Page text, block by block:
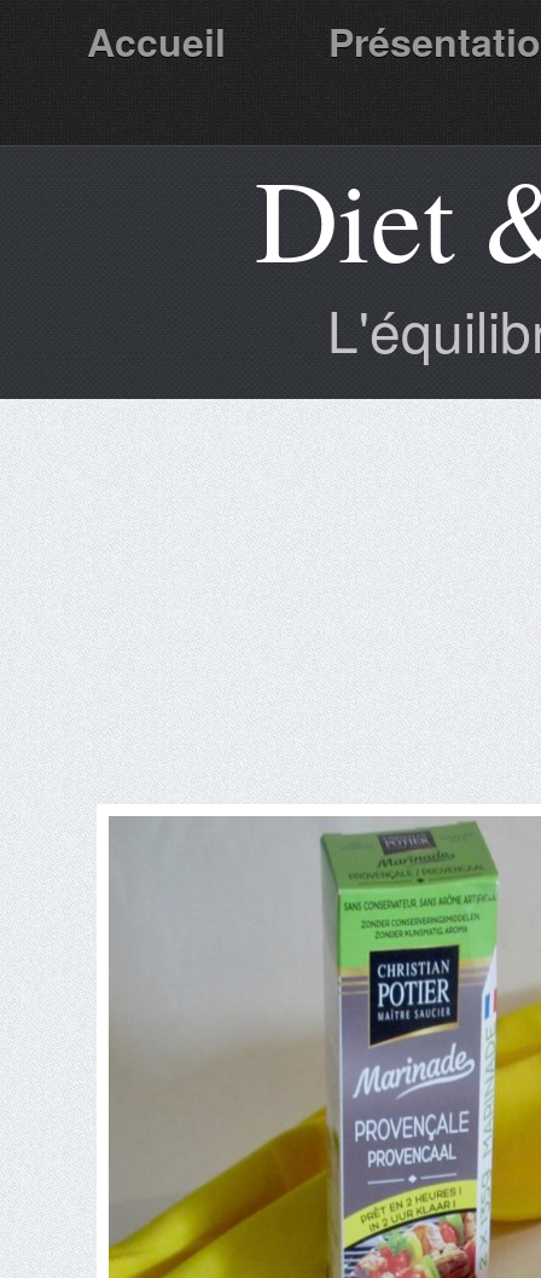
Accueil
Partenaires Diet